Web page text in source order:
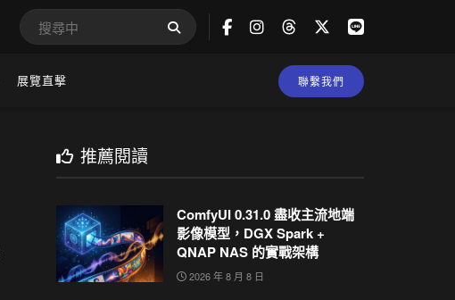
展覽直擊 聯繫我們
推薦閱讀
ComfyUI 0.31.0 盡收主流地端
影像模型，DGX Spark +
QNAP NAS 的實戰架構
2026 年 8 月 8 日